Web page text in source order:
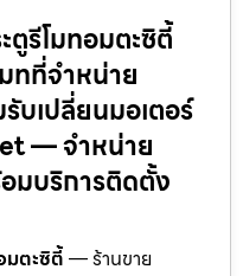
ตูรีโมทอมตะซิตี้
ทที่จำหน่าย
บเปลี่ยนมอเตอร์
— จำหน่าย
อมบริการติดตั้ง
มตะซิตี้ — ร้านขาย